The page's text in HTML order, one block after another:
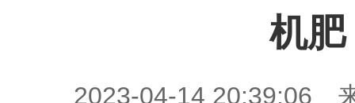
机肥
2023-04-14 20:39:06